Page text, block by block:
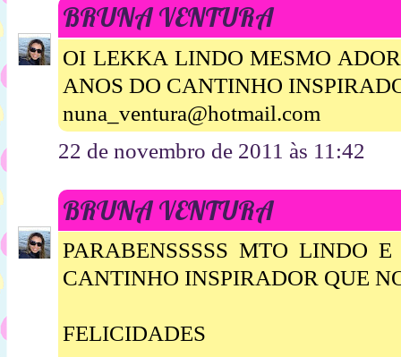
BRUNA VENTURA
OI LEKKA LINDO MESMO
ANOS DO CANTINHO
nuna_ventura@hotmail.com
22 de novembro de 2011 às 11:42
BRUNA VENTURA
PARABENSSSSS MTO LINDO
CANTINHO INSPIRADOR QUE
FELICIDADES